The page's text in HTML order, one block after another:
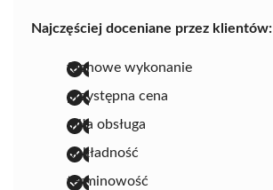
Najczęściej doceniane przez klientów:
fachowe wykonanie
przystępna cena
miła obsługa
dokładność
terminowość